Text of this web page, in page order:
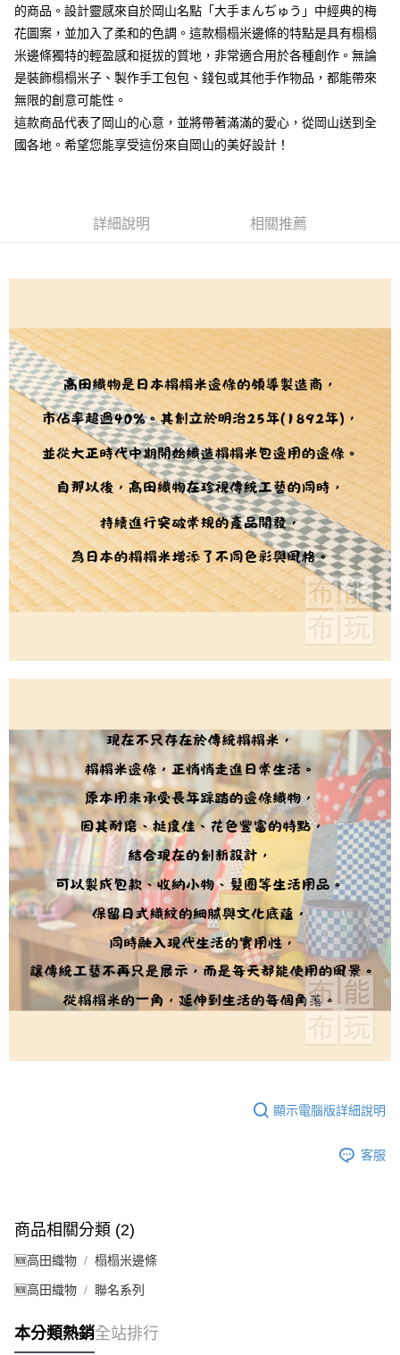
法說明評估內容。
【繳款方式說明】
1.分期款項不併入電信帳單，「大哥付你分期」於每月結算日後寄送繳費提
醒簡訊。
2.透過簡訊連結打開帳單後，可選擇「超商條碼／台灣大直營門市／銀行轉
帳／街口支付／iPASS MONEY」等通路繳費。
【注意事項】
1.本服務係由「台灣大哥大股份有限公司」（以下簡稱本公司）所提供，讓
由本公司與您本人進行分期帳單所需資料之確認、核對及更正。
２．便利：只要手機號碼，簡訊認證，即可結帳。
【「AFTEE先享後付」結帳流程】
１．於結帳方式選擇「AFTEE先享後付」後，將跳轉至「AFTEE先享後付」
結帳頁面，進行簡訊認證並確認金額後，即可完成結帳。
２．訂單成立數日內，您將收到繳費通知簡訊。
３．收到繳費通知簡訊後14天內，點擊此簡訊中的連結，可透過四大超商／
ATM／網路銀行／等多元方式進行付款，方視為交易完成。
※ 請注意：結帳手續完成當下不需立刻繳費，但若您需要取消訂單，請聯絡
是否繳費成功／繳費後需取消欲退款等相關疑問，請聯繫「AFTEE先享後付
客戶支援中心」https://netprotections.freshdesk.com/support/home
１．透過由恩沛科技股份有限公司提供之「AFTEE先享後付」服務完成之交
２．關於個人資料處理事宜，請瀏覽以下網址：
https://aftee.tw/terms/#terms3
３．未成年的使用者請事先徵得法定代理人或監護人之同意方可使用
「AFTEE先享後付」，若未經同意申辦者引起之損失，本公司不負相關責
任。
４．使用「AFTEE先享後付」時，將依據個別帳號之用戶狀況，依本公司即
時審查核予不同之上限額度；若仍有額度不足之情形，本公司將視審查結果
請求用戶進行身份認證。
５．嚴禁一人註冊多個帳號或使用他人資訊註冊。若發現惡意使用之情形，
恩沛科技股份有限公司將有權停止該用戶之使用額度並採取法律行動。
全家取貨付款
每筆NT$65，滿NT$1,500(含以上)免運費
7-11取貨付款
每筆NT$65，滿NT$1,500(含以上)免運費
宅配
的商品。設計靈感來自於岡山名點「大手まんぢゅう」中經典的梅
花圖案，並加入了柔和的色調。這款榻榻米邊條的特點是具有榻榻
米邊條獨特的輕盈感和挺拔的質地，非常適合用於各種創作。無論
是裝飾榻榻米子、製作手工包包、錢包或其他手作物品，都能帶來
無限的創意可能性。
這款商品代表了岡山的心意，並將帶著滿滿的愛心，從岡山送到全
國各地。希望您能享受這份來自岡山的美好設計！
詳細說明 相關推薦
顯示電腦版詳細說明
客服
商品相關分類 (2)
🆕高田織物 榻榻米邊條
🆕高田織物 聯名系列
本分類熱銷全站排行